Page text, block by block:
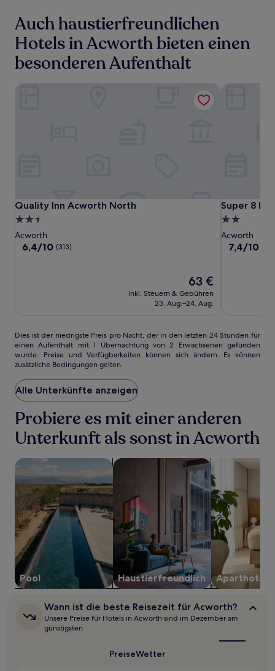
Auch haustierfreundlichen
Hotels in Acworth bieten einen
besonderen Aufenthalt
Quality
Inn
Acworth
North
Quality
Inn
Acworth
North
Quality Inn Acworth North
Quality Inn Acworth North
2.5-
Sterne-
Unterkunft
Acworth
6.4
6,4/10 (313)
Der
Preis
beträgt
63 €
inkl. Steuern & Gebühren
23. Aug.–24. Aug.
Quality Inn Acworth North
Super
8
by
Wyndham
Acworth/
Super 8
Super 8 by
2.0-
Sterne-
Unterkunft
Acworth
7.4
7,4/10
Super 8
Dies
ist
der
niedrigste
Preis
pro
Nacht,
der
in
den
letzten
24 Stunden
für
einen
Aufenthalt
mit
1 Übernachtung
von
2 Erwachsenen
gefunden
wurde.
Preise
und
Verfügbarkeiten
sich
ändern.
Dies ist der niedrigste Preis pro Nacht, der in den letzten 24 Stunden für
einen Aufenthalt mit 1 Übernachtung von 2 Erwachsenen gefunden
wurde. Preise und Verfügbarkeiten können sich ändern. Es können
zusätzliche Bedingungen gelten.
Alle Unterkünfte anzeigen
Probiere es mit einer anderen
Unterkunft als sonst in Acworth
Pool
Suche nach Unterkünften mit Pool
Haustier­freundlich
Suche nach haustierfreundlichen
Aparthotel
Suche nach
Wann
ist
die
beste
Wann ist die beste Reisezeit für Acworth?
Unsere Preise für Hotels in Acworth sind im Dezember am
günstigsten
PreiseWetter